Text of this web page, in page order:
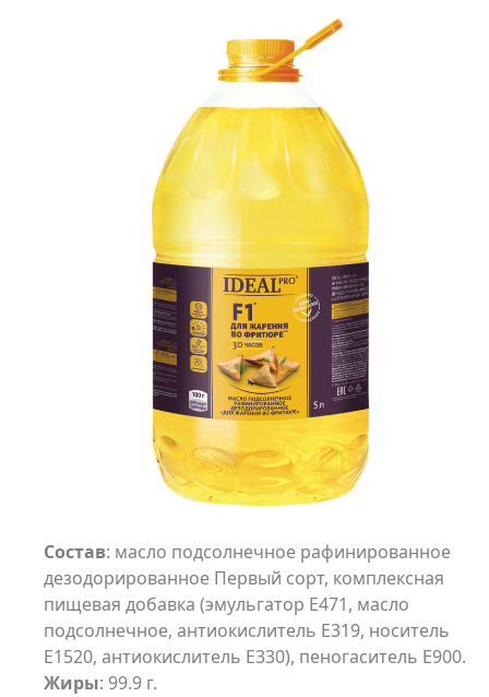
Состав: масло подсолнечное рафинированное
дезодорированное Первый сорт, комплексная
пищевая добавка (эмульгатор Е471, масло
подсолнечное, антиокислитель Е319, носитель
Е1520, антиокислитель Е330), пеногаситель Е900.
Жиры: 99.9 г.